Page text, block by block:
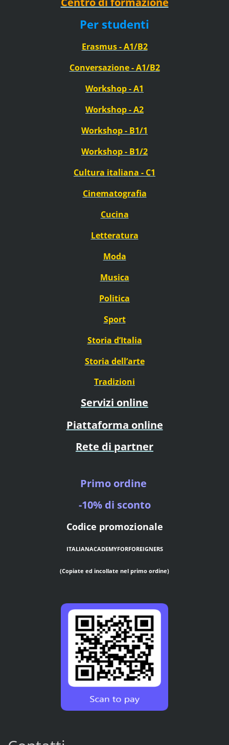
Per studenti
Erasmus - A1/B2
Conversazione - A1/B2
Workshop - A1
Workshop - A2
Workshop - B1/1
Workshop - B1/2
Cultura italiana - C1
Cinematografia
Cucina
Letteratura
Moda
Musica
Politica
Sport
Storia d’Italia
Storia dell’arte
Tradizioni
Servizi online
Piattaforma online
Rete di partner
Primo ordine
-10% di sconto
Codice promozionale
ITALIANACADEMYFORFOREIGNERS
(Copiate ed incollate nel primo ordine)